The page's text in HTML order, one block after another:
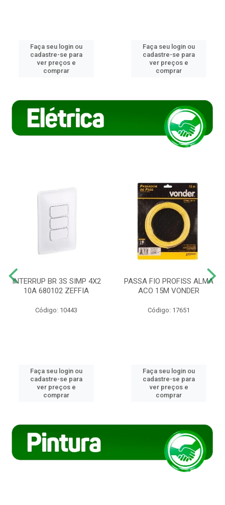
Faça seu login ou
cadastre-se para
ver preços e
comprar
Faça seu login ou
cadastre-se para
ver preços e
comprar
INTERRUP BR 3S SIMP 4X2
10A 680102 ZEFFIA
Código: 10443
Faça seu login ou
cadastre-se para
ver preços e
comprar
PASSA FIO PROFISS ALMA
ACO 15M VONDER
Código: 17651
Faça seu login ou
cadastre-se para
ver preços e
comprar